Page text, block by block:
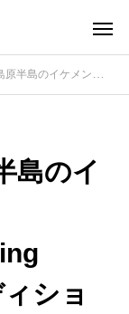
Assist GYM（コンディショニングアシストジム）／小嶋賢人さん）
島のイ
ショ